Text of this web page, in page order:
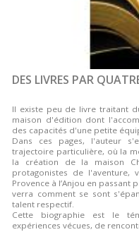
DES LIVRES PAR
Il existe peu de livre traitant
maison d'édition dont
des capacités d'une petite
Dans ces pages, l'auteur
trajectoire particulière, où la
la création de la maison
protagonistes de l'aventure,
Provence à l’Anjou en passant
verra comment se sont
talent respectif.
Cette biographie est le
expériences vécues, de